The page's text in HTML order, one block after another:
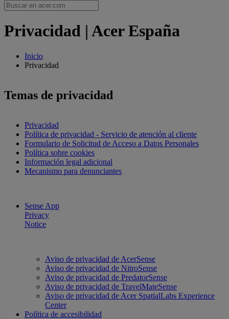
Privacidad | Acer España
Inicio
Privacidad
Temas de privacidad
Privacidad
Política de privacidad - Servicio de atención al cliente
Formulario de Solicitud de Acceso a Datos Personales
Política sobre cookies
Información legal adicional
Mecanismo para denunciantes
Sense App
Privacy
Notice
Aviso de privacidad de AcerSense
Aviso de privacidad de NitroSense
Aviso de privacidad de PredatorSense
Aviso de privacidad de TravelMateSense
Aviso de privacidad de Acer SpatialLabs Experience
Center
Política de accesibilidad